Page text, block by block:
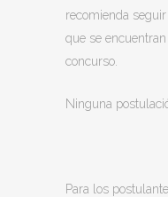
recomienda
que se
concurso.
Ninguna
Para los